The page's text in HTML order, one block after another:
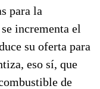
para la
incrementa el
su oferta para
eso sí, que
de